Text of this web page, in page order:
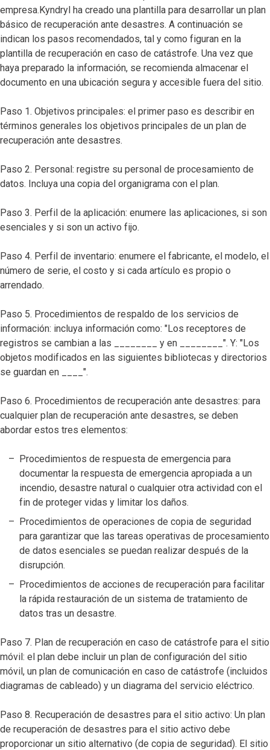
empresa.Kyndryl ha creado una plantilla para desarrollar un plan
básico de recuperación ante desastres. A continuación se
indican los pasos recomendados, tal y como figuran en la
plantilla de recuperación en caso de catástrofe. Una vez que
haya preparado la información, se recomienda almacenar el
documento en una ubicación segura y accesible fuera del sitio.
Paso 1. Objetivos principales: el primer paso es describir en
términos generales los objetivos principales de un plan de
recuperación ante desastres.
Paso 2. Personal: registre su personal de procesamiento de
datos. Incluya una copia del organigrama con el plan.
Paso 3. Perfil de la aplicación: enumere las aplicaciones, si son
esenciales y si son un activo fijo.
Paso 4. Perfil de inventario: enumere el fabricante, el modelo, el
número de serie, el costo y si cada artículo es propio o
arrendado.
Paso 5. Procedimientos de respaldo de los servicios de
información: incluya información como: "Los receptores de
registros se cambian a las ________ y en ________". Y: "Los
objetos modificados en las siguientes bibliotecas y directorios
se guardan en ____".
Paso 6. Procedimientos de recuperación ante desastres: para
cualquier plan de recuperación ante desastres, se deben
abordar estos tres elementos:
Procedimientos de respuesta de emergencia para
documentar la respuesta de emergencia apropiada a un
incendio, desastre natural o cualquier otra actividad con el
fin de proteger vidas y limitar los daños.
Procedimientos de operaciones de copia de seguridad
para garantizar que las tareas operativas de procesamiento
de datos esenciales se puedan realizar después de la
disrupción.
Procedimientos de acciones de recuperación para facilitar
la rápida restauración de un sistema de tratamiento de
datos tras un desastre.
Paso 7. Plan de recuperación en caso de catástrofe para el sitio
móvil: el plan debe incluir un plan de configuración del sitio
móvil, un plan de comunicación en caso de catástrofe (incluidos
diagramas de cableado) y un diagrama del servicio eléctrico.
Paso 8. Recuperación de desastres para el sitio activo: Un plan
de recuperación de desastres para el sitio activo debe
proporcionar un sitio alternativo (de copia de seguridad). El sitio